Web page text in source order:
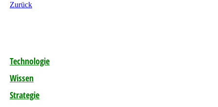
Zurück
Technologie
Wissen
Strategie